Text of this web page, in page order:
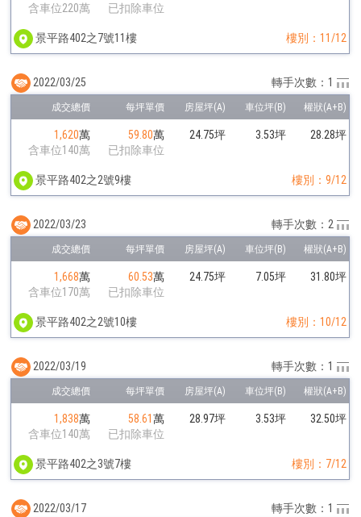
含車位220萬
已扣除車位
景平路402之7號11樓 樓別：11/12
1,620萬
含車位140萬
59.80萬
已扣除車位
24.75坪 3.53坪 28.28坪
景平路402之2號9樓 樓別：9/12
2022/03/25 轉手次數：1
1,668萬
含車位170萬
60.53萬
已扣除車位
24.75坪 7.05坪 31.80坪
景平路402之2號10樓 樓別：10/12
2022/03/23 轉手次數：2
1,838萬
含車位140萬
58.61萬
已扣除車位
28.97坪 3.53坪 32.50坪
景平路402之3號7樓 樓別：7/12
2022/03/19 轉手次數：1
2022/03/17 轉手次數：1